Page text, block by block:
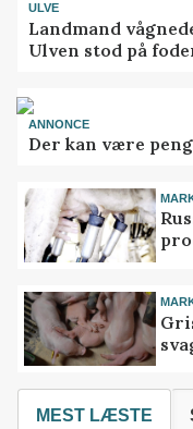
ULVE
Landmand
Ulven stod på
ANNONCE
Der kan være
MEST LÆSTE